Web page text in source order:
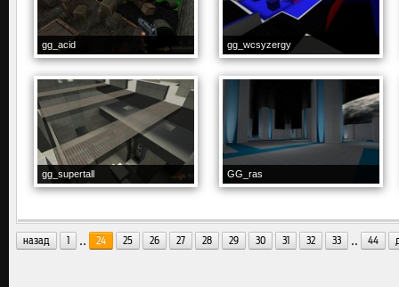
gg_acid gg_wcsyzergy
gg_supertall GG_ras
назад 1 .. 24 25 26 27 28 29 30 31 32 33 .. 44